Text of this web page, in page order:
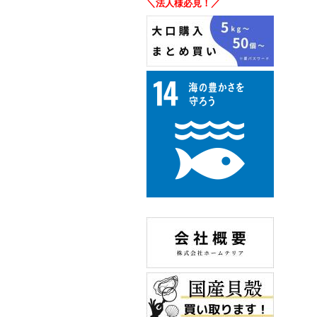
＼法人様必見！／